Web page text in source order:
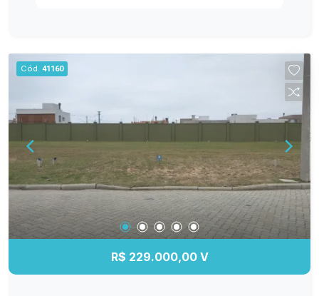
próximo a áreas de lazer e de convívio. Projetar
sua residência com total liberdade criativa.
um ambiente único. Portaria 24 horas com
preservadas, promovendo um ambiente
harmonioso e sustentável. Não perca esta
oportunidade de fazer parte do exclusivo
Condomínio Riviera. Invista em qualidade de vida
e segurança para sua família. Estamos ansiosos
para atendê-lo e ajudá-lo a realizar seu sonho!
Cód. 41160
R$ 229.000,00 V